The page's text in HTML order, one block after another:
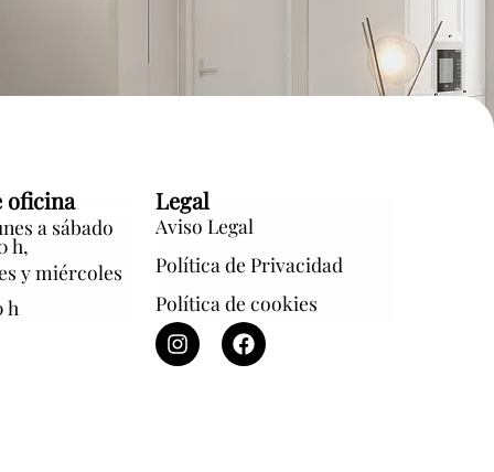
oficina
a sábado
h,
y miércoles
h
Legal
Aviso Legal
Política de Privacidad
Política de cookies